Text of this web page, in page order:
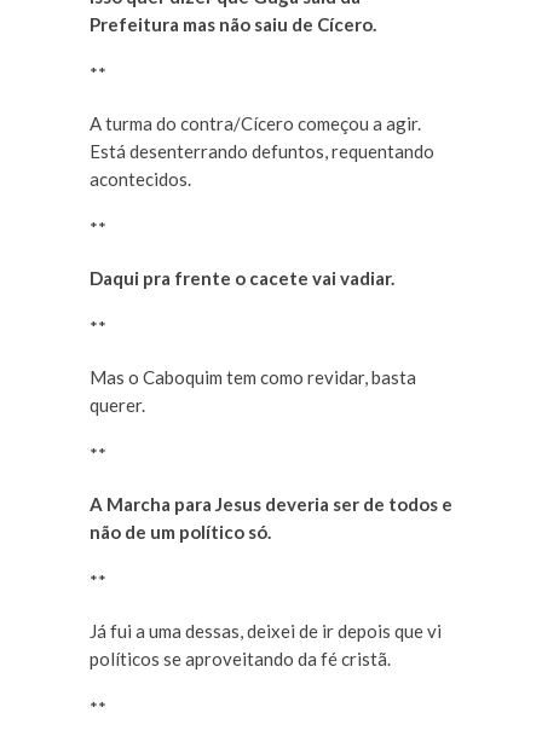
Prefeitura mas não saiu de Cícero.
**
A turma do contra/Cícero começou a agir.
Está desenterrando defuntos, requentando
acontecidos.
**
Daqui pra frente o cacete vai vadiar.
**
Mas o Caboquim tem como revidar, basta
querer.
**
A Marcha para Jesus deveria ser de todos e
não de um político só.
**
Já fui a uma dessas, deixei de ir depois que vi
políticos se aproveitando da fé cristã.
**